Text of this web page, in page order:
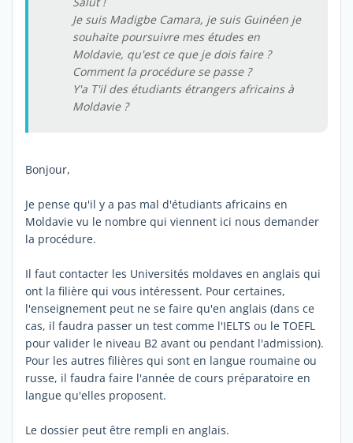
Je suis Madigbe Camara, je suis Guinéen je
souhaite poursuivre mes études en
Moldavie, qu'est ce que je dois faire ?
Comment la procédure se passe ?
Y'a T'il des étudiants étrangers africains à
Moldavie ?
Bonjour,
Je pense qu'il y a pas mal d'étudiants africains en
Moldavie vu le nombre qui viennent ici nous demander
la procédure.
Il faut contacter les Universités moldaves en anglais qui
ont la filière qui vous intéressent. Pour certaines,
l'enseignement peut ne se faire qu'en anglais (dans ce
cas, il faudra passer un test comme l'IELTS ou le TOEFL
pour valider le niveau B2 avant ou pendant l'admission).
Pour les autres filières qui sont en langue roumaine ou
russe, il faudra faire l'année de cours préparatoire en
langue qu'elles proposent.
Le dossier peut être rempli en anglais.